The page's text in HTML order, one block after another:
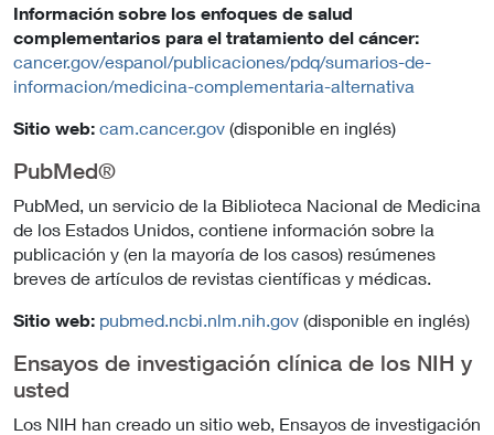
Información sobre los enfoques de salud
complementarios para el tratamiento del cáncer:
cancer.gov/espanol/publicaciones/pdq/sumarios-de-
informacion/medicina-complementaria-alternativa
Sitio web: cam.cancer.gov (disponible en inglés)
PubMed®
PubMed, un servicio de la Biblioteca Nacional de Medicina
de los Estados Unidos, contiene información sobre la
publicación y (en la mayoría de los casos) resúmenes
breves de artículos de revistas científicas y médicas.
Sitio web: pubmed.ncbi.nlm.nih.gov (disponible en inglés)
Ensayos de investigación clínica de los NIH y
usted
Los NIH han creado un sitio web, Ensayos de investigación